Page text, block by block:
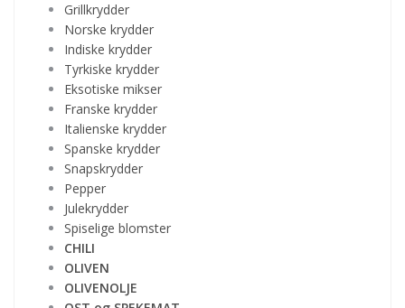
Grillkrydder
Norske krydder
Indiske krydder
Tyrkiske krydder
Eksotiske mikser
Franske krydder
Italienske krydder
Spanske krydder
Snapskrydder
Pepper
Julekrydder
Spiselige blomster
CHILI
OLIVEN
OLIVENOLJE